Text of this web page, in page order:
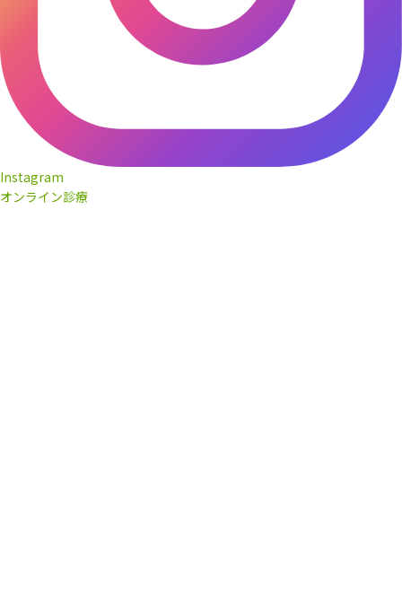
Instagram
オンライン診療